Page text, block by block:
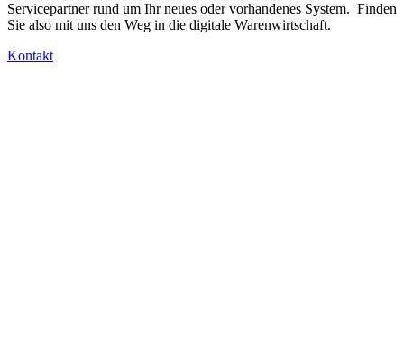
Servicepartner rund um Ihr neues oder vorhandenes System. Finden
Sie also mit uns den Weg in die digitale Warenwirtschaft.
Kontakt